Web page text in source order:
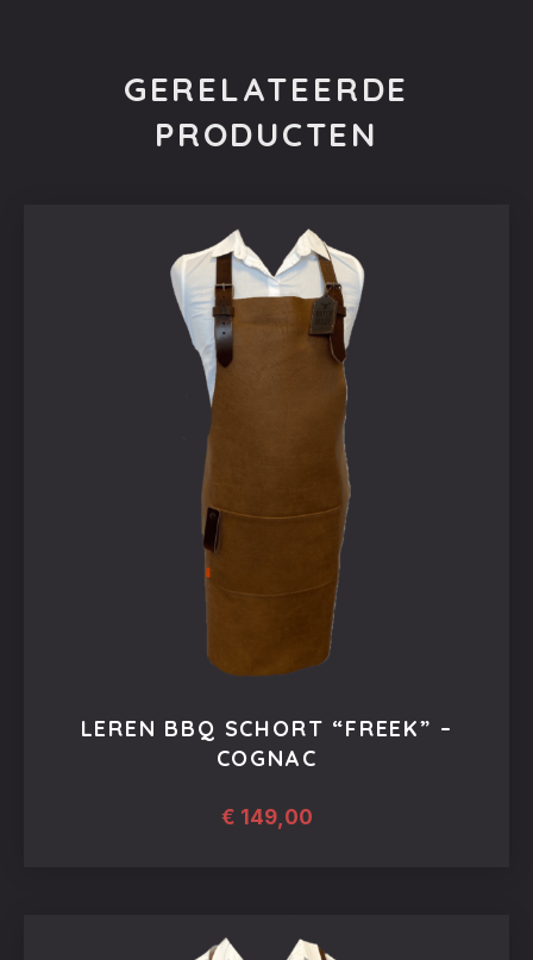
GERELATEERDE
PRODUCTEN
LEREN BBQ SCHORT “FREEK” –
COGNAC
€ 149,00
heeft